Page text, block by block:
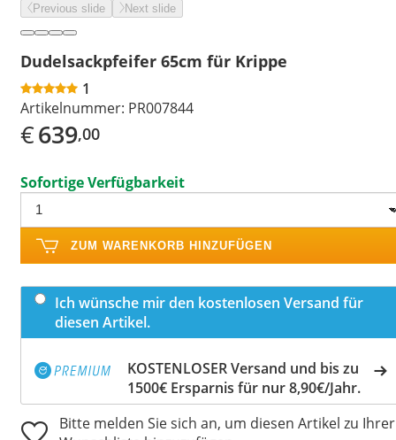
Previous slide Next slide
Dudelsackpfeifer 65cm für Krippe
1
Artikelnummer: PR007844
€639,00
Sofortige Verfügbarkeit
ZUM WARENKORB HINZUFÜGEN
Ich wünsche mir den kostenlosen Versand für
diesen Artikel.
KOSTENLOSER Versand und bis zu
1500€ Ersparnis für nur 8,90€/Jahr.
Bitte melden Sie sich an, um diesen Artikel zu Ihrer